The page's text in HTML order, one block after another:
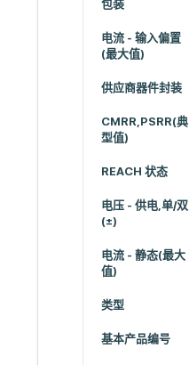
包装
电流 - 输入偏置
(最大值)
供应商器件封装
CMRR,PSRR(典
型值)
REACH 状态
电压 - 供电,单/双
(±)
电流 - 静态(最大
值)
类型
基本产品编号